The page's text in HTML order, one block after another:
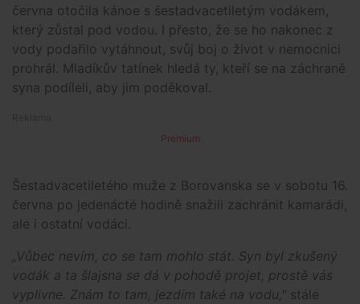
června otočila kánoe s šestadvacetiletým vodákem,
který zůstal pod vodou. I přesto, že se ho nakonec z
vody podařilo vytáhnout, svůj boj o život v nemocnici
prohrál. Mladíkův tatínek hledá ty, kteří se na záchraně
syna podíleli, aby jim poděkoval.
Premium
Šestadvacetiletého muže z Borovanska se v sobotu 16.
června po jedenácté hodině snažili zachránit kamarádi,
ale i ostatní vodáci.
„Vůbec nevím, co se tam mohlo stát. Syn byl zkušený
vodák a ta šlajsna se dá v pohodě projet, prostě vás
vyplivne. Znám to tam, jezdím také na vodu," stále